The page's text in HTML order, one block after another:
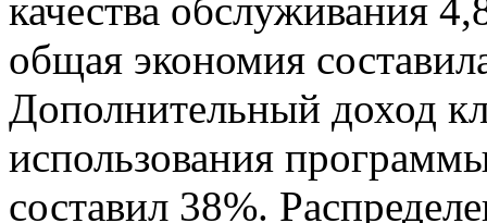
качества обслуживания
общая экономия
Дополнительный доход
использования
составил 38%.